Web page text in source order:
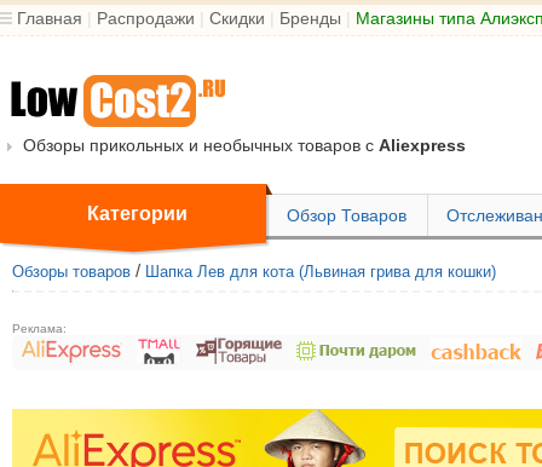
Главная | Распродажи | Скидки | Бренды | Магазины типа
Обзоры прикольных и необычных товаров с Aliexpress
Категории Обзор Товаров
Обзоры товаров / Шапка Лев для кота (Львиная грива для кошки)
Реклама: